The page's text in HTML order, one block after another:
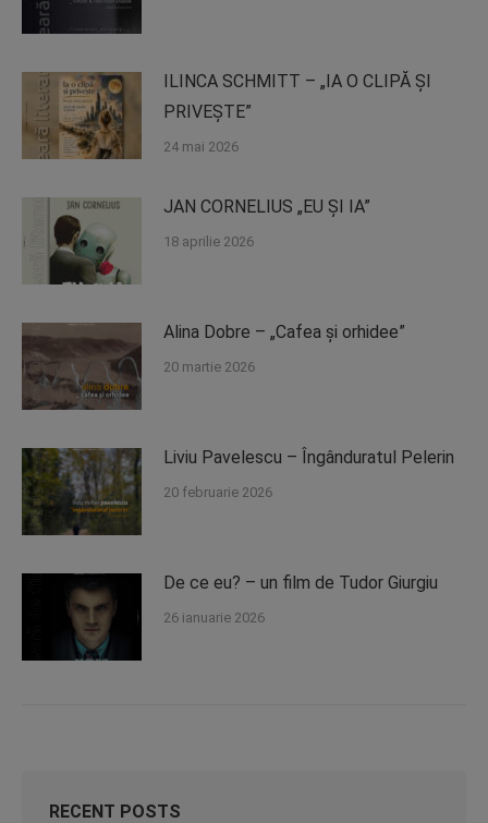
ILINCA SCHMITT – „IA O CLIPĂ ȘI
PRIVEȘTE”
24 mai 2026
JAN CORNELIUS „EU ȘI IA”
18 aprilie 2026
Alina Dobre – „Cafea și orhidee”
20 martie 2026
Liviu Pavelescu – Îngânduratul Pelerin
20 februarie 2026
De ce eu? – un film de Tudor Giurgiu
26 ianuarie 2026
RECENT POSTS